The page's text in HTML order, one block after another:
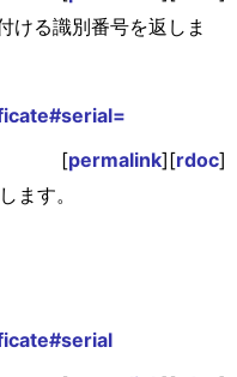
ける識別番号を返しま
[permalink][rdoc]
ます。